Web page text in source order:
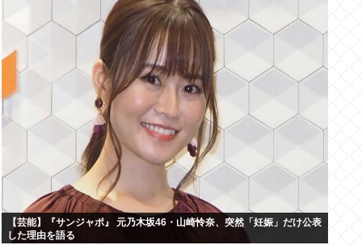
【芸能】『サンジャポ』 元乃木坂46・山崎怜奈、突然「妊娠」だけ公表
した理由を語る